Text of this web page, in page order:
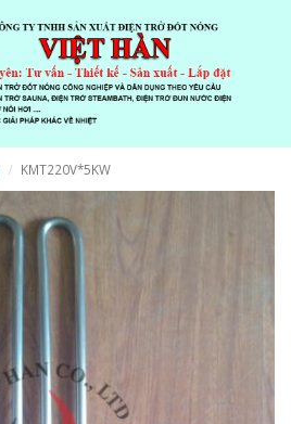
KMT220V*5KW